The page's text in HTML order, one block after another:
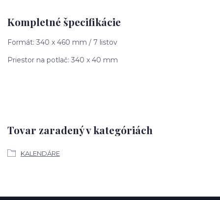
Kompletné špecifikácie
Formát: 340 x 460 mm / 7 listov
Priestor na potlač: 340 x 40 mm
Tovar zaradený v kategóriách
KALENDÁRE